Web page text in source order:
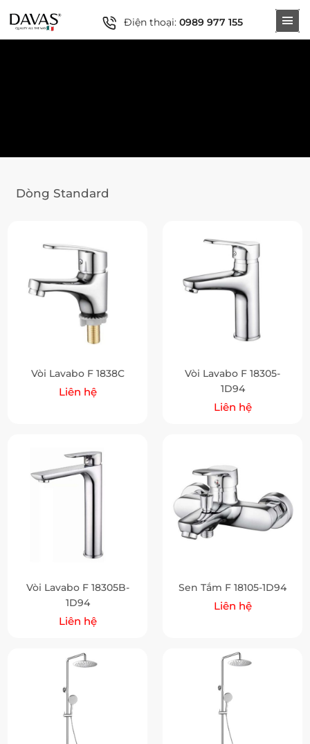
Điện thoại: 0989 977 155
Dòng Standard
Vòi Lavabo F 1838C
Liên hệ
Vòi Lavabo F 18305-
1D94
Liên hệ
Vòi Lavabo F 18305B-
1D94
Liên hệ
Sen Tắm F 18105-1D94
Liên hệ